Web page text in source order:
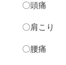
〇頭痛
〇肩こり
〇腰痛